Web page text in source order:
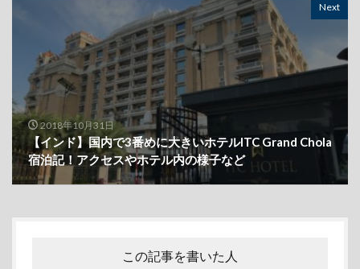
Next
2018年10月31日
【インド】国内で3番めに大きいホテルITC Grand Chola
宿泊記！アクセスやホテル内の様子など
この記事を書いた人